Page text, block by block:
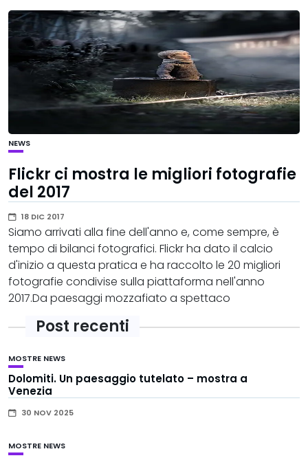
NEWS
Flickr ci mostra le migliori fotografie
del 2017
18 DIC 2017
Siamo arrivati alla fine dell'anno e, come sempre, è
tempo di bilanci fotografici. Flickr ha dato il calcio
d'inizio a questa pratica e ha raccolto le 20 migliori
fotografie condivise sulla piattaforma nell'anno
2017.Da paesaggi mozzafiato a spettaco
Post recenti
MOSTRE NEWS
Dolomiti. Un paesaggio tutelato – mostra a
Venezia
30 NOV 2025
MOSTRE NEWS